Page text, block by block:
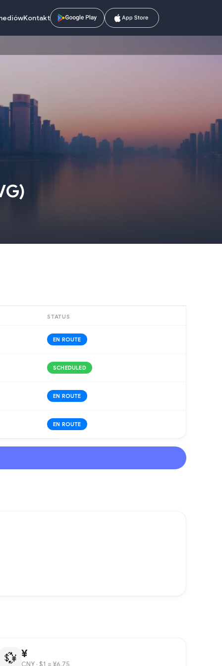
Kontakt
)
STATUS
EN ROUTE
SCHEDULED
EN ROUTE
EN ROUTE
💱 ¥
CNY · $1 = ¥6.75